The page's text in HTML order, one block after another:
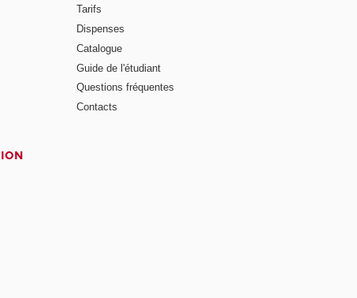
Tarifs
Dispenses
Catalogue
Guide de l'étudiant
Questions fréquentes
Contacts